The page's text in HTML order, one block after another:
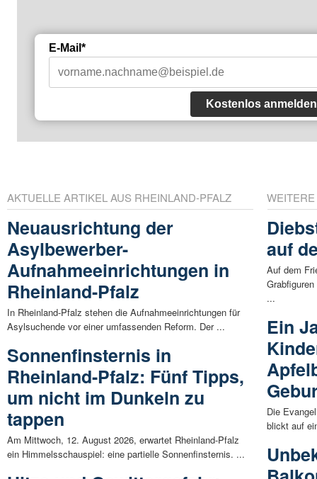
E-Mail*
Kostenlos anmelden
AKTUELLE ARTIKEL AUS RHEINLAND-PFALZ
Neuausrichtung der
Asylbewerber-
Aufnahmeeinrichtungen in
Rheinland-Pfalz
In Rheinland-Pfalz stehen die Aufnahmeeinrichtungen für
Asylsuchende vor einer umfassenden Reform. Der ...
Sonnenfinsternis in
Rheinland-Pfalz: Fünf Tipps,
um nicht im Dunkeln zu
tappen
Am Mittwoch, 12. August 2026, erwartet Rheinland-Pfalz
ein Himmelsschauspiel: eine partielle Sonnenfinsternis. ...
auf
Auf dem
...
Ein
Die
blickt auf